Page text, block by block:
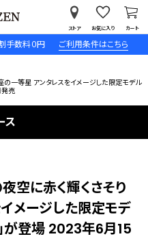
手数料０円 ご利用条件はこちら
ストア お気に入り カート
の一等星 アンタレスをイメージした限定モデル
売
ス
空に赤く輝くさそり
メージした限定モデ
登場 2023年6月15